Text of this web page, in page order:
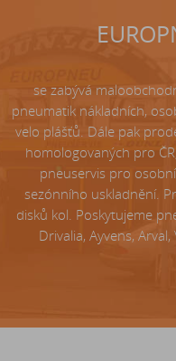
se zabývá
pneumatik nákladních,
velo plášťů. Dále pak
homologovaných pro
pneuservis pro
sezónního uskladnění.
disků kol. Poskytujeme
Drivalia, Ayvens,